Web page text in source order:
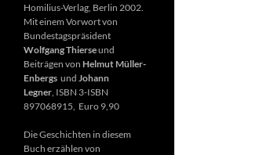
Homilius-Verlag, Berlin 2002.
Mit einem Vorwort von
Bundestagspräsident
Wolfgang Thierseund
Beiträgen von Helmut Müller-
Enbergs und Johann
Legner , ISBN 3-ISBN
897068915, Euro 9,90
Die Geschichten in diesem
Buch erzählen von